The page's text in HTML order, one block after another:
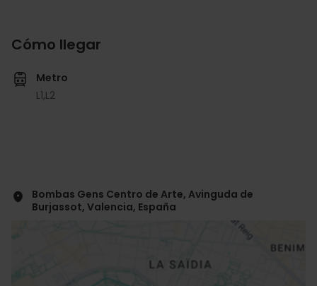
Cómo llegar
Metro
L1,L2
Bombas Gens Centro de Arte, Avinguda de
Burjassot, Valencia, España